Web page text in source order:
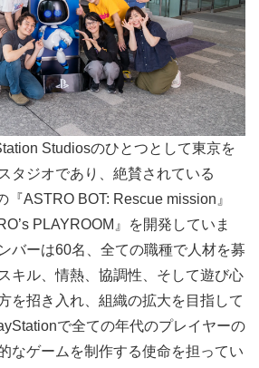
Studiosのひとつとして東京を
タジオであり、絶賛されている
『ASTRO BOT: Rescue mission』
PLAYROOM』を開発していま
バーは60名、全ての職種で人材を募
キル、情熱、協調性、そして遊び心
を招き入れ、組織の拡大を目指して
で全ての年代のプレイヤーの
なゲームを制作する使命を担ってい